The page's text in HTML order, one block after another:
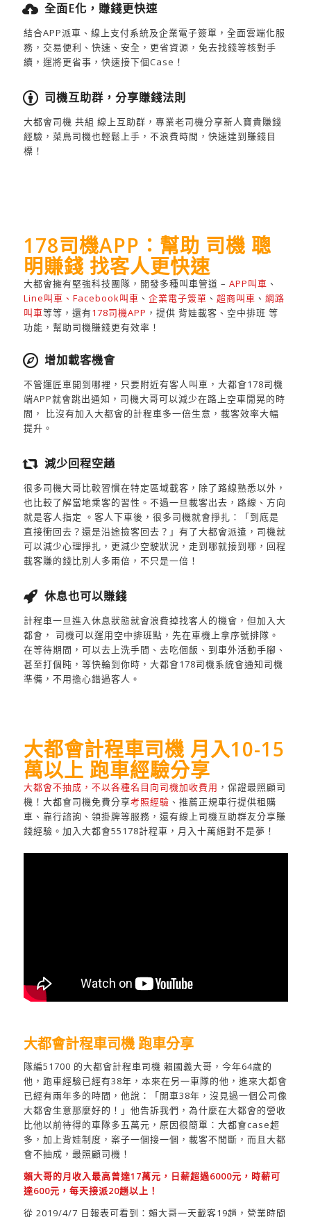
全面E化，賺錢更快速
結合APP派車、線上支付系統及企業電子簽單，全面雲端化服
務，交易便利、快速、安全，更省資源，免去找錢等核對手
續，運將更省事，快速接下個Case！
司機互助群，分享賺錢法則
大都會司機 共組 線上互助群，專業老司機分享新人寶貴賺錢
經驗，菜鳥司機也輕鬆上手，不浪費時間，快速達到賺錢目
標！
178司機APP：幫助 司機 聰
明賺錢 找客人更快速
大都會擁有堅強科技團隊，開發多種叫車管道 – APP叫車 、
Line叫車、Facebook叫車 、 企業電子簽單 、 超商叫車 、 網路
叫車等等，還有178司機APP ，提供 背娃載客、空中排班 等
功能，幫助司機賺錢更有效率！
增加載客機會
不管運匠車開到哪裡，只要附近有客人叫車，大都會178司機
端APP就會跳出通知，司機大哥可以減少在路上空車閒晃的時
間， 比沒有加入大都會的計程車多一倍生意，載客效率大幅
提升。
減少回程空趟
很多司機大哥比較習慣在特定區域載客，除了路線熟悉以外，
也比較了解當地乘客的習性。不過一旦載客出去，路線、方向
就是客人指定 。客人下車後，很多司機就會掙扎：「到底是
直接衝回去？還是沿途撿客回去？」有了大都會派遣，司機就
可以減少心理掙扎，更減少空駛狀況，走到哪就接到哪，回程
載客賺的錢比別人多兩倍，不只是一倍！
休息也可以賺錢
計程車一旦進入休息狀態就會浪費掉找客人的機會，但加入大
都會， 司機可以運用空中排班點，先在車機上拿序號排隊。
在等待期間，可以去上洗手間、去吃個飯、到車外活動手腳、
甚至打個盹，等快輪到你時，大都會178司機系統會通知司機
準備，不用擔心錯過客人。
大都會計程車司機 月入10-15
萬以上 跑車經驗分享
大都會不抽成，不以各種名目向司機加收費用 ，保證最照顧司
機！大都會司機免費分享考照經驗 、推薦正規車行提供租購
車、靠行諮詢、領掛牌等服務，還有線上司機互助群友分享賺
錢經驗。加入大都會55178計程車，月入十萬絕對不是夢！
大都會計程車司機 跑車分享
隊編51700 的大都會計程車司機 賴國義大哥，今年64歲的
他，跑車經驗已經有38年，本來在另一車隊的他，進來大都會
已經有兩年多的時間，他說：「開車38年，沒見過一個公司像
大都會生意那麼好的！」他告訴我們，為什麼在大都會的營收
比他以前待得的車隊多五萬元，原因很簡單：大都會case超
多，加上背娃制度，案子一個接一個，載客不間斷，而且大都
會不抽成，最照顧司機！
賴大哥的月收入最高曾達17萬元，日薪超過6000元，時薪可
達600元，每天接派20趟以上！
從 2019/4/7 日報表可看到：賴大哥一天載客19趟，營業時間